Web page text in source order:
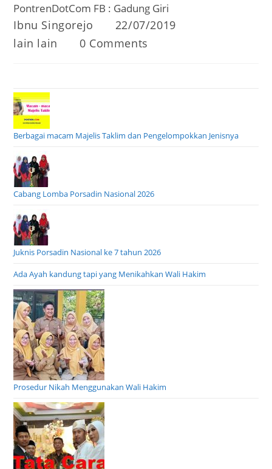
PontrenDotCom FB : Gadung Giri
Post
Ibnu Singorejo
Post
22/07/2019
Post
lain lain
Post
0 Comments
Berbagai macam Majelis Taklim dan Pengelompokkan Jenisnya
Cabang Lomba Porsadin Nasional 2026
Juknis Porsadin Nasional ke 7 tahun 2026
Ada Ayah kandung tapi yang Menikahkan Wali Hakim
Prosedur Nikah Menggunakan Wali Hakim